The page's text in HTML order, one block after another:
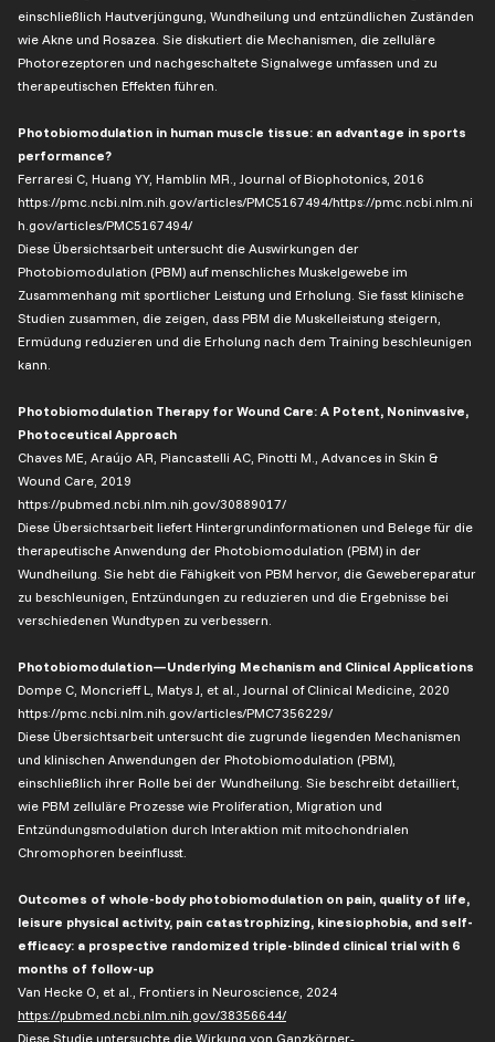
einschließlich Hautverjüngung, Wundheilung und entzündlichen Zuständen
wie Akne und Rosazea. Sie diskutiert die Mechanismen, die zelluläre
Photorezeptoren und nachgeschaltete Signalwege umfassen und zu
therapeutischen Effekten führen.
Photobiomodulation in human muscle tissue: an advantage in sports
performance?
Ferraresi C, Huang YY, Hamblin MR., Journal of Biophotonics, 2016
https://pmc.ncbi.nlm.nih.gov/articles/PMC5167494/https://pmc.ncbi.nlm.ni
h.gov/articles/PMC5167494/
Diese Übersichtsarbeit untersucht die Auswirkungen der
Photobiomodulation (PBM) auf menschliches Muskelgewebe im
Zusammenhang mit sportlicher Leistung und Erholung. Sie fasst klinische
Studien zusammen, die zeigen, dass PBM die Muskelleistung steigern,
Ermüdung reduzieren und die Erholung nach dem Training beschleunigen
kann.
Photobiomodulation Therapy for Wound Care: A Potent, Noninvasive,
Photoceutical Approach
Chaves ME, Araújo AR, Piancastelli AC, Pinotti M., Advances in Skin &
Wound Care, 2019
https://pubmed.ncbi.nlm.nih.gov/30889017/
Diese Übersichtsarbeit liefert Hintergrundinformationen und Belege für die
therapeutische Anwendung der Photobiomodulation (PBM) in der
Wundheilung. Sie hebt die Fähigkeit von PBM hervor, die Gewebereparatur
zu beschleunigen, Entzündungen zu reduzieren und die Ergebnisse bei
verschiedenen Wundtypen zu verbessern.
Photobiomodulation—Underlying Mechanism and Clinical Applications
Dompe C, Moncrieff L, Matys J, et al., Journal of Clinical Medicine, 2020
https://pmc.ncbi.nlm.nih.gov/articles/PMC7356229/
Diese Übersichtsarbeit untersucht die zugrunde liegenden Mechanismen
und klinischen Anwendungen der Photobiomodulation (PBM),
einschließlich ihrer Rolle bei der Wundheilung. Sie beschreibt detailliert,
wie PBM zelluläre Prozesse wie Proliferation, Migration und
Entzündungsmodulation durch Interaktion mit mitochondrialen
Chromophoren beeinflusst.
Outcomes of whole-body photobiomodulation on pain, quality of life,
leisure physical activity, pain catastrophizing, kinesiophobia, and self-
efficacy: a prospective randomized triple-blinded clinical trial with 6
months of follow-up
Van Hecke O, et al., Frontiers in Neuroscience, 2024
https://pubmed.ncbi.nlm.nih.gov/38356644/
Diese Studie untersuchte die Wirkung von Ganzkörper-